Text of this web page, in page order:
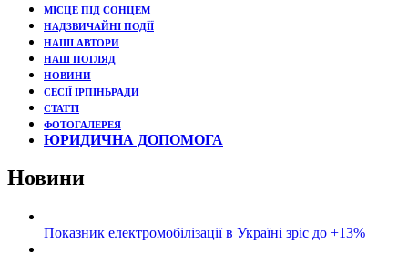
МІСЦЕ ПІД СОНЦЕМ
НАДЗВИЧАЙНІ ПОДЇЇ
НАШІ АВТОРИ
НАШ ПОГЛЯД
НОВИНИ
СЕСІЇ ІРПІНЬРАДИ
СТАТТІ
ФОТОГАЛЕРЕЯ
ЮРИДИЧНА ДОПОМОГА
Новини
Показник електромобілізації в Україні зріс до +13%